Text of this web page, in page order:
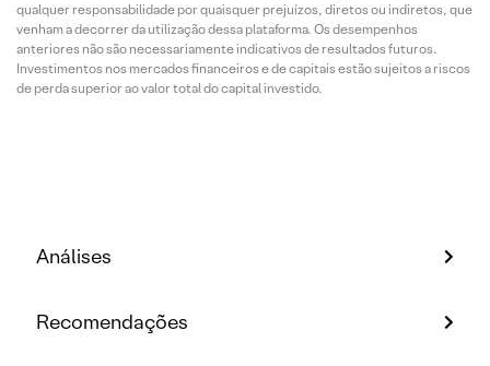
qualquer responsabilidade por quaisquer prejuízos, diretos ou indiretos, que
venham a decorrer da utilização dessa plataforma. Os desempenhos
anteriores não são necessariamente indicativos de resultados futuros.
Investimentos nos mercados financeiros e de capitais estão sujeitos a riscos
de perda superior ao valor total do capital investido.
Análises
Recomendações